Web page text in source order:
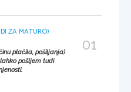
ZA MATURO)
plačila, pošiljanja)
pošljem tudi
01